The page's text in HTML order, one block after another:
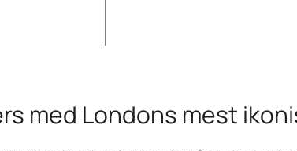
med Londons mest